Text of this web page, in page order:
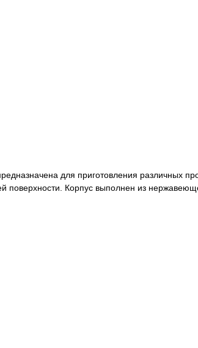
для приготовления различных
поверхности. Корпус выполнен из